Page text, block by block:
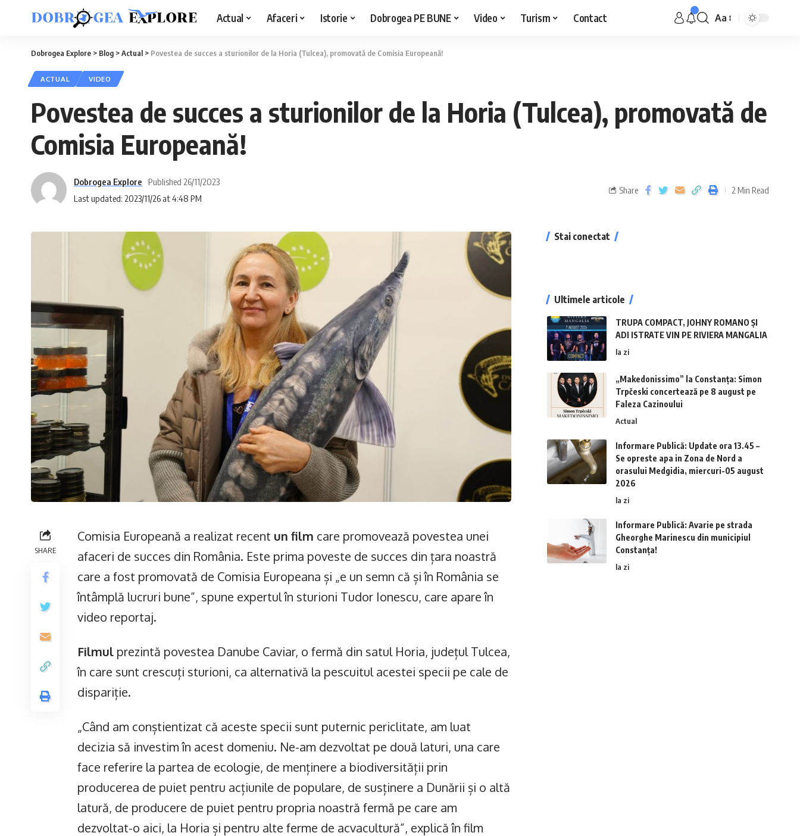
Actual Afaceri Istorie Dobrogea PE BUNE Video Turism Contact Aa
Dobrogea Explore > Blog >Actual > Povestea de succes a sturionilor de la Horia (Tulcea), promovată de Comisia Europeană!
ACTUAL VIDEO
Povestea de succes a sturionilor de la Horia (Tulcea), promovată de
Comisia Europeană!
Last updated: 2023/11/26 at 4:48 PM
Dobrogea Explore Published 26/11/2023
Share 2 Min Read
SHARE
Comisia Europeană a realizat recent un film care promovează povestea unei
afaceri de succes din România. Este prima poveste de succes din țara noastră
care a fost promovată de Comisia Europeana și „e un semn că și în România se
întâmplă lucruri bune”, spune expertul în sturioni Tudor Ionescu, care apare în
video reportaj.
Filmul prezintă povestea Danube Caviar, o fermă din satul Horia, județul Tulcea,
în care sunt crescuți sturioni, ca alternativă la pescuitul acestei specii pe cale de
dispariție.
„Când am conștientizat că aceste specii sunt puternic periclitate, am luat
decizia să investim în acest domeniu. Ne-am dezvoltat pe două laturi, una care
face referire la partea de ecologie, de menținere a biodiversității prin
producerea de puiet pentru acțiunile de populare, de susținere a Dunării și o altă
latură, de producere de puiet pentru propria noastră fermă pe care am
dezvoltat-o aici, la Horia și pentru alte ferme de acvacultură”, explică în film
Stai conectat
Ultimele articole
TRUPA COMPACT, JOHNY ROMANO ȘI
ADI ISTRATE VIN PE RIVIERA MANGALIA
la zi
„Makedonissimo” la Constanța: Simon
Trpčeski concertează pe 8 august pe
Faleza Cazinoului
Actual
Informare Publică: Update ora 13.45 –
Se opreste apa in Zona de Nord a
orasului Medgidia, miercuri-05 august
2026
la zi
Informare Publică: Avarie pe strada
Gheorghe Marinescu din municipiul
Constanța!
la zi